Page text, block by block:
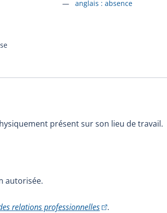
Accéder à la fiche en
anglais : absence
présent sur son lieu de travail.
autorisée.
relations professionnelles(Cet hyperlien
.